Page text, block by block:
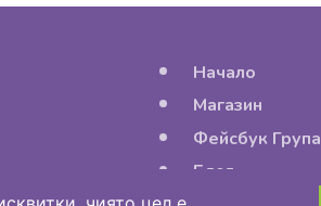
Начало
Магазин
Фейсбук Група
Блог